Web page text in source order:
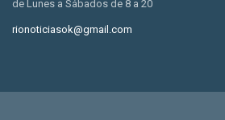
de Lunes a Sábados de 8 a 20
rionoticiasok@gmail.com